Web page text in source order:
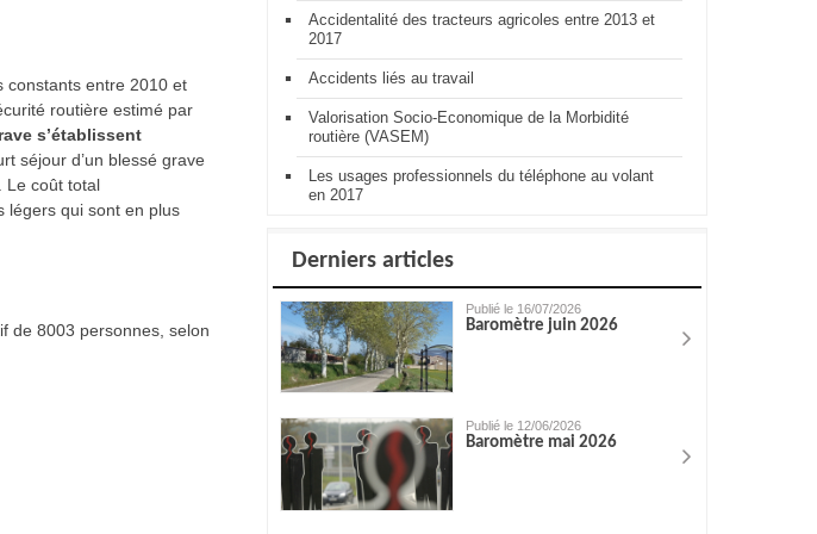
constants entre 2010 et
routière estimé par
s’établissent
séjour d’un blessé grave
Le coût total
légers qui sont en plus
de 8003 personnes, selon
Accidentalité des tracteurs agricoles entre 2013 et
2017
Accidents liés au travail
Valorisation Socio-Economique de la Morbidité
routière (VASEM)
Les usages professionnels du téléphone au volant
en 2017
Derniers articles
Publié le 16/07/2026
Baromètre juin 2026
Publié le 12/06/2026
Baromètre mai 2026